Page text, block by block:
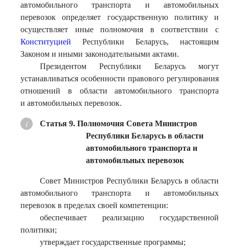
автомобильного транспорта и автомобильных
перевозок определяет государственную политику и
осуществляет иные полномочия в соответствии с
Конституцией Республики Беларусь, настоящим
Законом и иными законодательными актами.
Президентом Республики Беларусь могут
устанавливаться особенности правового регулирования
отношений в области автомобильного транспорта
и автомобильных перевозок.
Статья 9. Полномочия Совета Министров
Республики Беларусь в области
автомобильного транспорта и
автомобильных перевозок
Совет Министров Республики Беларусь в области
автомобильного транспорта и автомобильных
перевозок в пределах своей компетенции:
обеспечивает реализацию государственной
политики;
утверждает государственные программы;